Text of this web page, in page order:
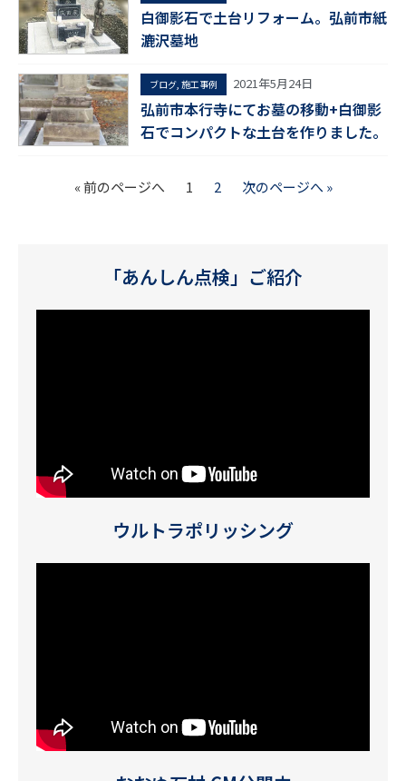
白御影石で土台リフォーム。弘前市紙
漉沢墓地
ブログ,施工事例 2021年5月24日
弘前市本行寺にてお墓の移動+白御影
石でコンパクトな土台を作りました。
« 前のページへ 1 2 次のページへ »
「あんしん点検」ご紹介
ウルトラポリッシング